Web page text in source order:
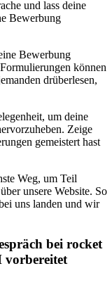
und lass deine
Bewerbung
Bewerbung
können
drüberlesen,
um deine
Zeige
gemeistert hast
Weg, um Teil
unsere Website. So
uns landen und wir
bei rocket
vorbereitet